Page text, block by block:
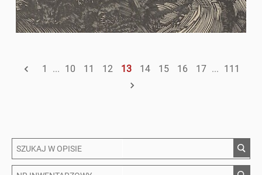
1 ... 10 11 12 13 14 15 16 17 ... 111